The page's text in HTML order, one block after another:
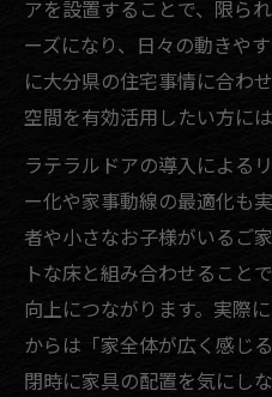
口コミを活かし
ツ
リフォーム工務店
リフォーム成功
リフォームで重
め方
暮らしを支えるラテ
リフォームで注目
ップ術
アを設置することで、限ら
ーズになり、日々の動きや
に大分県の住宅事情に合わ
空間を有効活用したい方に
ラテラルドアの導入による
ー化や家事動線の最適化も
者や小さなお子様がいるご
トな床と組み合わせること
向上につながります。実際
からは「家全体が広く感じ
閉時に家具の配置を気にし